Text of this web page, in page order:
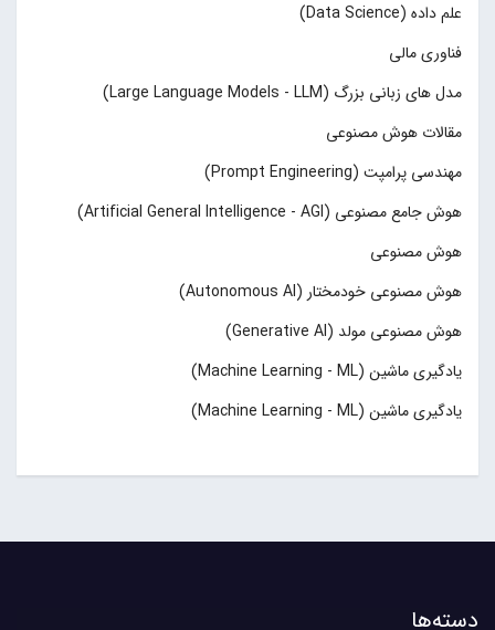
علم داده (Data Science)
فناوری مالی
مدل های زبانی بزرگ (Large Language Models - LLM)
مقالات هوش مصنوعی
مهندسی پرامپت (Prompt Engineering)
هوش جامع مصنوعی (Artificial General Intelligence - AGI)
هوش مصنوعی
هوش مصنوعی خودمختار (Autonomous AI)
هوش مصنوعی مولد (Generative AI)
یادگیری ماشین (Machine Learning - ML)
یادگیری ماشین (Machine Learning - ML)
دسته‌ها